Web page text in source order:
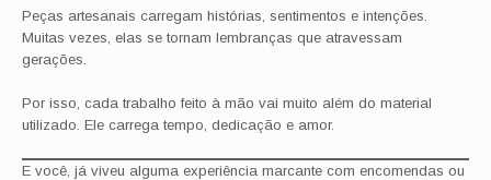
Peças artesanais carregam histórias, sentimentos e intenções.
Muitas vezes, elas se tornam lembranças que atravessam
gerações.
Por isso, cada trabalho feito à mão vai muito além do material
utilizado. Ele carrega tempo, dedicação e amor.
E você, já viveu alguma experiência marcante com encomendas ou